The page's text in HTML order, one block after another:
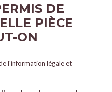
DE
PIÈCE
ON
l'information légale et